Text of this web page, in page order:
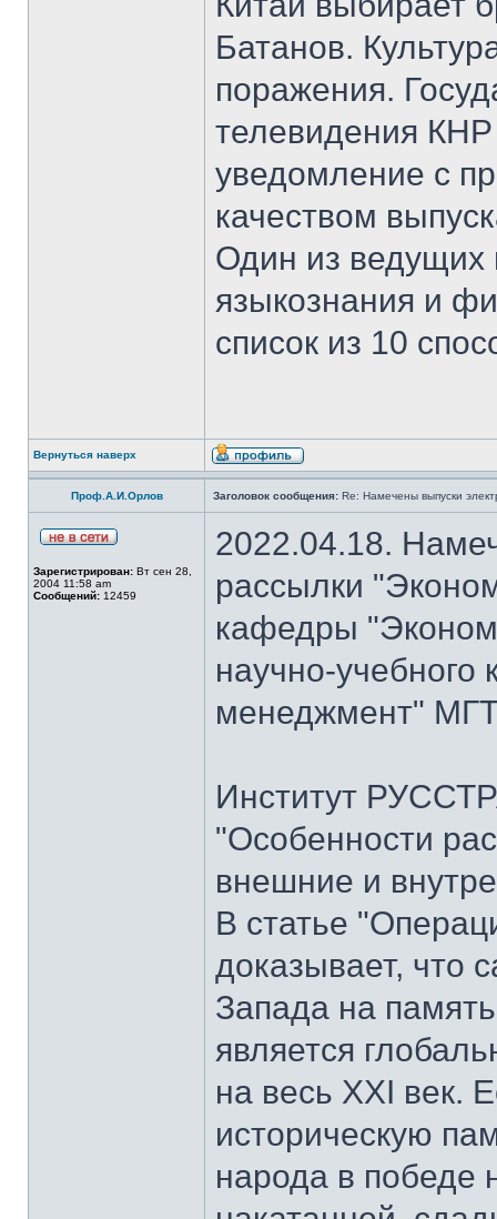
Батанов.
поражения.
телевидения КНР
уведомление с
качеством
Один из
языкознания и
список из 10
Вернуться наверх
Проф.А.И.Орлов Заголовок сообщения: Re: Намечены выпуски
Зарегистрирован: Вт сен 28,
2004 11:58 am
Сообщений: 12459
2022.04.18.
рассылки
кафедры
научно-
менеджмент"
Институт
"Особенности
внешние и
В статье
доказывает, что
Запада на
является
на весь XXI век.
историческую
народа в победе